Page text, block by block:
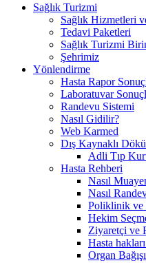
Sağlık Turizmi
Sağlık Hizmetleri
Tedavi Paketleri
Sağlık Turizmi
Şehrimiz
Yönlendirme
Hasta Rapor
Laboratuvar
Randevu Sistemi
Nasıl Gidilir?
Web Karmed
Dış Kaynaklı
Adli Tıp
Hasta Rehberi
Nasıl
Nasıl
Poliklinik ve
Hekim
Ziyaretçi ve
Hasta
Organ Bağışı